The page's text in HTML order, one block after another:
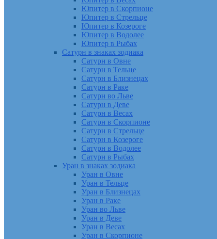
Юпитер в Скорпионе
Юпитер в Стрельце
Юпитер в Козероге
Юпитер в Водолее
Юпитер в Рыбах
Сатурн в знаках зодиака
Сатурн в Овне
Сатурн в Тельце
Сатурн в Близнецах
Сатурн в Раке
Сатурн во Льве
Сатурн в Деве
Сатурн в Весах
Сатурн в Скорпионе
Сатурн в Стрельце
Сатурн в Козероге
Сатурн в Водолее
Сатурн в Рыбах
Уран в знаках зодиака
Уран в Овне
Уран в Тельце
Уран в Близнецах
Уран в Раке
Уран во Льве
Уран в Деве
Уран в Весах
Уран в Скорпионе